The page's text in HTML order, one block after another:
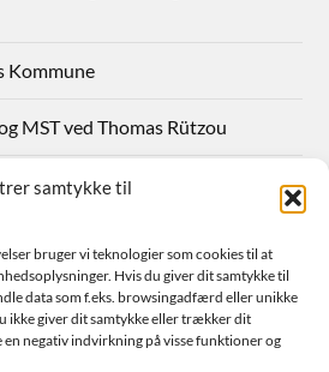
samtykke til
bruger vi teknologier som cookies til at
Hvis du giver dit samtykke til
data som f.eks. browsingadfærd eller unikke
ikke giver dit samtykke eller trækker dit
en negativ indvirkning på visse funktioner og
Kommune
MST ved Thomas Rützou